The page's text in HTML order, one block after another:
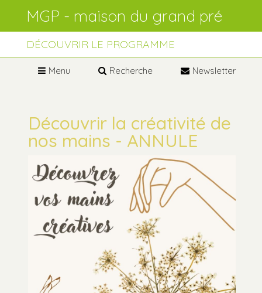
Aller
navigation
personnels
DÉCOUVRIR LE PROGRAMME
Menu Recherche Newsletter
Découvrir la créativité de
nos mains - ANNULE